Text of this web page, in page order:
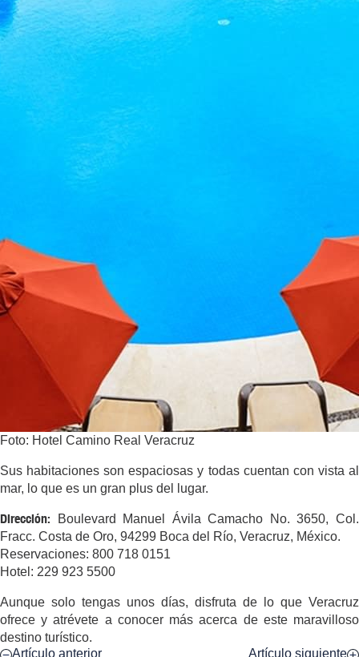
Foto: Hotel Camino Real Veracruz
Sus habitaciones son espaciosas y todas cuentan con vista al
mar, lo que es un gran plus del lugar.
Dirección: Boulevard Manuel Ávila Camacho No. 3650, Col.
Fracc. Costa de Oro, 94299 Boca del Río, Veracruz, México.
Reservaciones: 800 718 0151
Hotel: 229 923 5500
Aunque solo tengas unos días, disfruta de lo que Veracruz
ofrece y atrévete a conocer más acerca de este maravilloso
destino turístico.
Artículo anterior
Artículo siguiente